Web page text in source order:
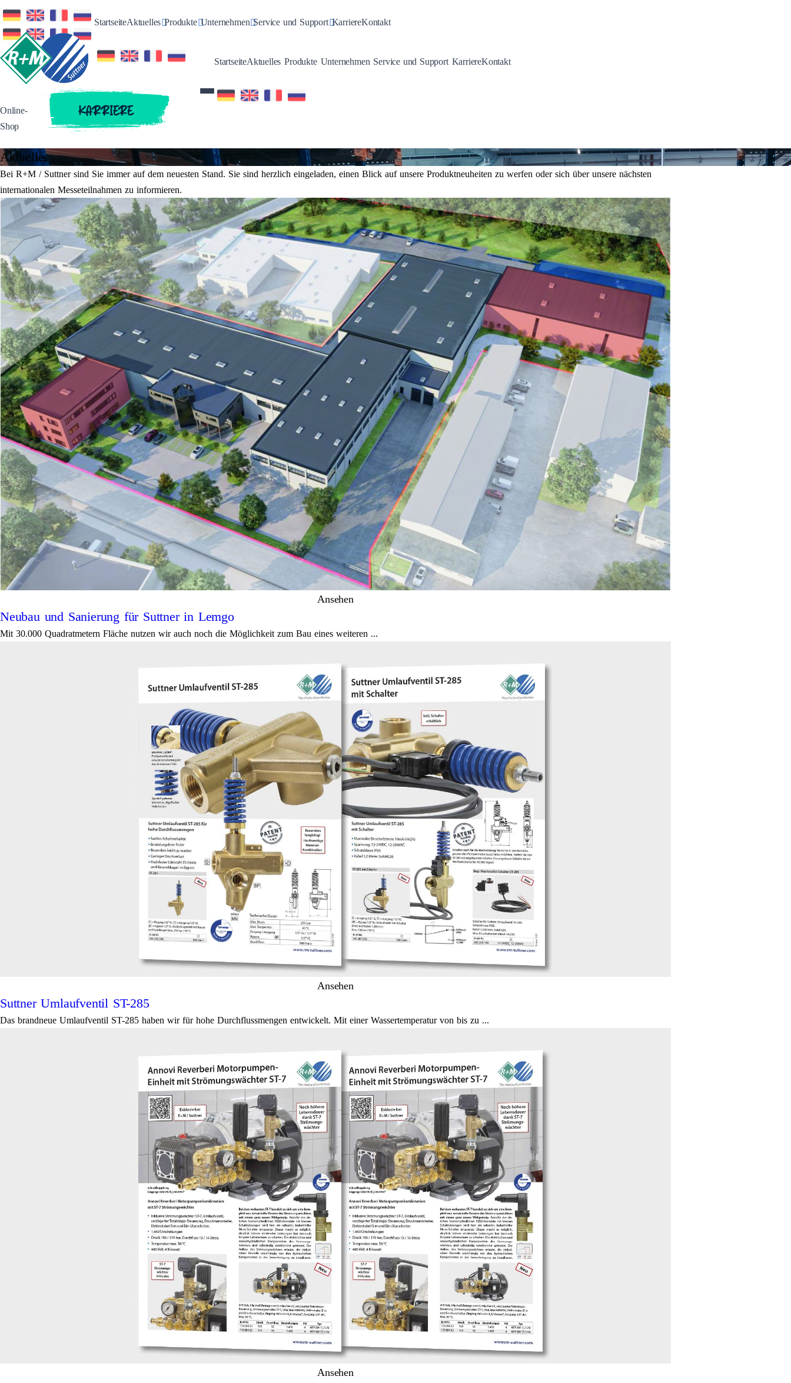
StartseiteAktuellesToggle Dropdown
ProdukteToggle Dropdown
UnternehmenToggle Dropdown
Service und SupportToggle Dropdown
KarriereKontakt
Online-
Shop
KARRIERE
StartseiteAktuellesToggle Dropdown
ProdukteToggle Dropdown
UnternehmenToggle Dropdown
Service und SupportToggle Dropdown
KarriereKontakt
Aktuelles
Bei R+M / Suttner sind Sie immer auf dem neuesten Stand. Sie sind herzlich eingeladen, einen Blick auf unsere Produktneuheiten zu werfen oder sich über unsere nächsten
internationalen Messeteilnahmen zu informieren.
Ansehen
Neubau und Sanierung für Suttner in Lemgo
Mit 30.000 Quadratmetern Fläche nutzen wir auch noch die Möglichkeit zum Bau eines weiteren ...
Ansehen
Suttner Umlaufventil ST-285
Das brandneue Umlaufventil ST-285 haben wir für hohe Durchflussmengen entwickelt. Mit einer Wassertemperatur von bis zu ...
Ansehen